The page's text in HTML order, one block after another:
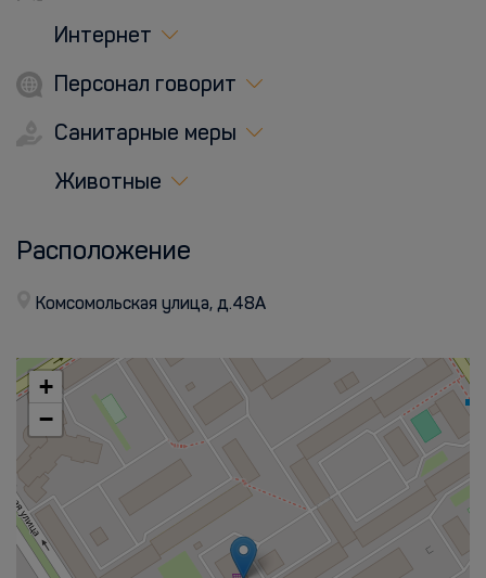
Интернет
Персонал говорит
Санитарные меры
Животные
Расположение
Комсомольская улица, д.48А
+
−